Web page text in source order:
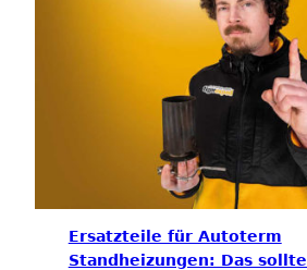
Ersatzteile für Autoterm
Standheizungen: Das